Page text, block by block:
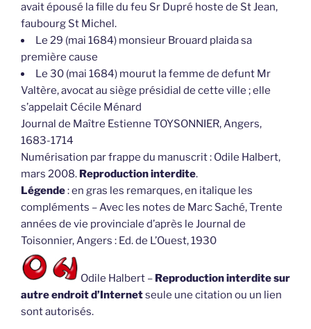
avait épousé la fille du feu Sr Dupré hoste de St Jean,
faubourg St Michel.
Le 29 (mai 1684) monsieur Brouard plaida sa
première cause
Le 30 (mai 1684) mourut la femme de defunt Mr
Valtère, avocat au siège présidial de cette ville ; elle
s’appelait Cécile Ménard
Journal de Maître Estienne TOYSONNIER, Angers,
1683-1714
Numérisation par frappe du manuscrit : Odile Halbert,
mars 2008. Reproduction interdite.
Légende: en gras les remarques, en italique les
compléments – Avec les notes de Marc Saché, Trente
années de vie provinciale d’après le Journal de
Toisonnier, Angers : Ed. de L’Ouest, 1930
Odile Halbert – Reproduction interdite sur
autre endroit d’Internetseule une citation ou un lien
sont autorisés.